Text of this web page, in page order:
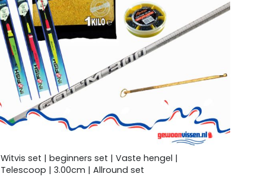
Witvis set | beginners set | Vaste hengel |
Telescoop | 3.00cm | Allround set